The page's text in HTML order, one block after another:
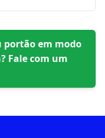
portão em modo
? Fale com um